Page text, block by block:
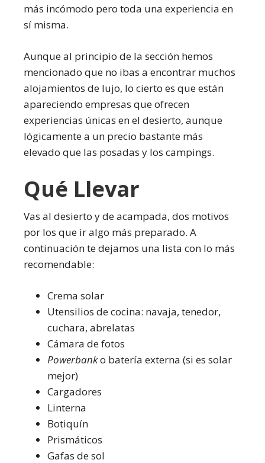
más incómodo pero toda una experiencia en
sí misma.
Aunque al principio de la sección hemos
mencionado que no ibas a encontrar muchos
alojamientos de lujo, lo cierto es que están
apareciendo empresas que ofrecen
experiencias únicas en el desierto, aunque
lógicamente a un precio bastante más
elevado que las posadas y los campings.
Qué Llevar
Vas al desierto y de acampada, dos motivos
por los que ir algo más preparado. A
continuación te dejamos una lista con lo más
recomendable:
Crema solar
Utensilios de cocina: navaja, tenedor,
cuchara, abrelatas
Cámara de fotos
Powerbanko batería externa (si es solar
mejor)
Cargadores
Linterna
Botiquín
Prismáticos
Gafas de sol